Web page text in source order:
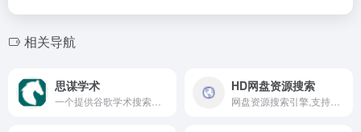
相关导航
思谋学术 HD网盘资源搜索